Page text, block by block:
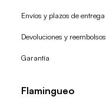
Envíos y plazos de entrega
Devoluciones y reembolsos
Garantía
Flamingueo